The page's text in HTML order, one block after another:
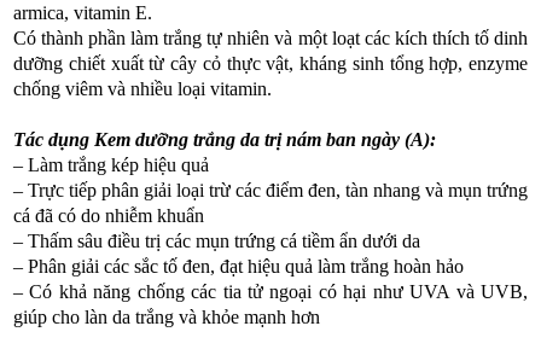
armica, vitamin E.
Có thành phần làm trắng tự nhiên và một loạt các kích thích tố dinh
dưỡng chiết xuất từ cây cỏ thực vật, kháng sinh tổng hợp, enzyme
chống viêm và nhiều loại vitamin.
Tác dụng Kem dưỡng trắng da trị nám ban ngày (A):
– Làm trắng kép hiệu quả
– Trực tiếp phân giải loại trừ các điểm đen, tàn nhang và mụn trứng
cá đã có do nhiễm khuẩn
– Thấm sâu điều trị các mụn trứng cá tiềm ẩn dưới da
– Phân giải các sắc tố đen, đạt hiệu quả làm trắng hoàn hảo
– Có khả năng chống các tia tử ngoại có hại như UVA và UVB,
giúp cho làn da trắng và khỏe mạnh hơn